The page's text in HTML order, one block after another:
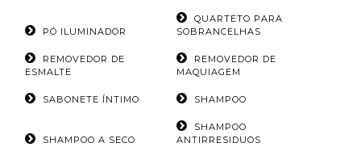
PÓ ILUMINADOR
QUARTETO PARA
SOBRANCELHAS
REMOVEDOR DE
ESMALTE
REMOVEDOR DE
MAQUIAGEM
SABONETE ÍNTIMO SHAMPOO
SHAMPOO A SECO
SHAMPOO
ANTIRRESIDUOS